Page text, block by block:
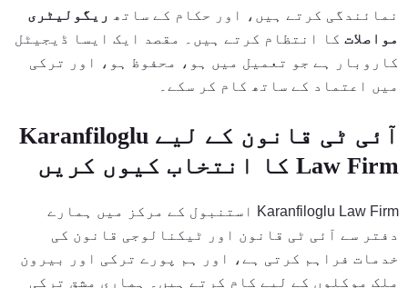
نمائندگی کرتے ہیں، اور حکام کے ساتھ ریگولیٹری
مواصلات کا انتظام کرتے ہیں۔ مقصد ایک ایسا ڈیجیٹل
کاروبار ہے جو تعمیل میں ہو، محفوظ ہو، اور ترکی
میں اعتماد کے ساتھ کام کر سکے۔
آئی ٹی قانون کے لیے Karanfiloglu
Law Firm کا انتخاب کیوں کریں
Karanfiloglu Law Firm استنبول کے مرکز میں ہمارے
دفتر سے آئی ٹی قانون اور ٹیکنالوجی قانون کی
خدمات فراہم کرتی ہے، اور ہم پورے ترکی اور بیرون
ملک موکلوں کے لیے کام کرتے ہیں۔ ہماری مشق ترکی